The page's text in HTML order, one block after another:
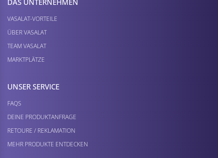
DAS UNTERNEHMEN
VASALAT-VORTEILE
ÜBER VASALAT
TEAM VASALAT
MARKTPLÄTZE
UNSER SERVICE
FAQS
DEINE PRODUKTANFRAGE
RETOURE / REKLAMATION
MEHR PRODUKTE ENTDECKEN